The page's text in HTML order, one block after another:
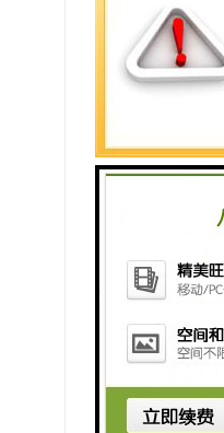
1956数
竣工时间
地理位
总楼层
车位数：
空调类
空调费
电梯：